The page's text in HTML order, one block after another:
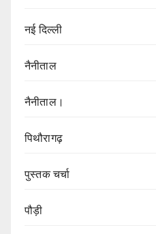
नई दिल्ली
नैनीताल
नैनीताल।
पिथौरागढ़
पुस्तक चर्चा
पौड़ी